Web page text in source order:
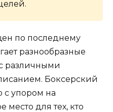
по последнему
разнообразные
различными
Боксерский
с упором на
для тех, кто